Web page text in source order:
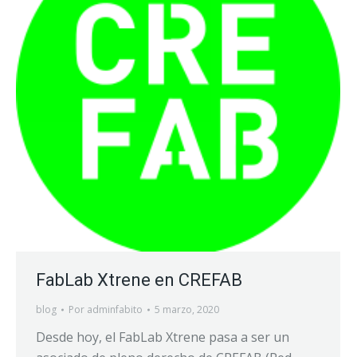
FabLab Xtrene en CREFAB
blog Por adminfabito 5 marzo, 2020
Desde hoy, el FabLab Xtrene pasa a ser un